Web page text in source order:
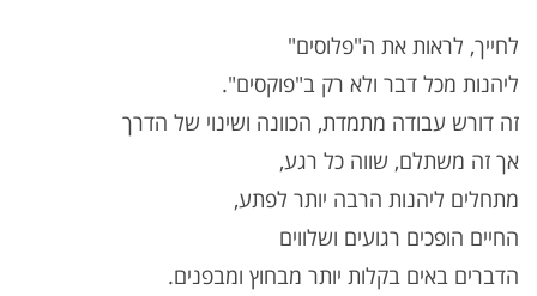
לחייך, לראות את ה"פלוסים"
ליהנות מכל דבר ולא רק ב"פוקסים".
זה דורש עבודה מתמדת, הכוונה ושינוי של הדרך
אך זה משתלם, שווה כל רגע,
מתחלים ליהנות הרבה יותר לפתע,
החיים הופכים רגועים ושלווים
הדברים באים בקלות יותר מבחוץ ומבפנים.